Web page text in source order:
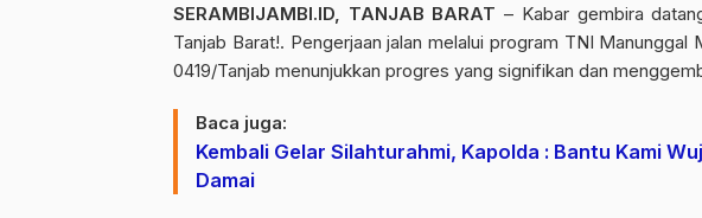
SERAMBIJAMBI.ID, TANJAB BARAT – Kabar gembira
Tanjab Barat!. Pengerjaan jalan melalui program TNI
0419/Tanjab menunjukkan progres yang signifikan dan
Baca juga:
Kembali Gelar Silahturahmi, Kapolda : Bantu Kami
Damai